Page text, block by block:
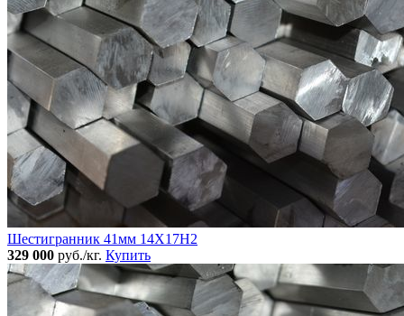
Шестигранник 41мм 14Х17Н2
329 000 руб./кг. Купить